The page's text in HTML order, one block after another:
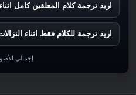
اريد ترجمة كلام المعلقين كامل
اريد ترجمة للكلام فقط اثناء
إجمالي